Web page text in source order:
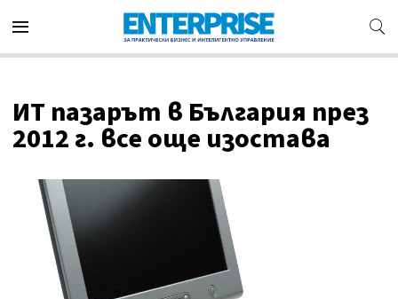
ИТ пазарът в България през
2012 г. все още изостава